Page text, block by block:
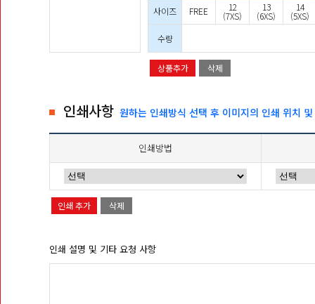
사이즈 FREE 12
(7XS)
13
(6XS)
14
(5XS)
수량
상품추가 삭제
인쇄사항 원하는 인쇄방식 선택 후 이미지의 인쇄 위치
인쇄방법
인쇄 추가 삭제
인쇄 설명 및 기타 요청 사항